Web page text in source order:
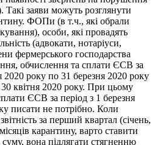
заяви можуть розглянути
ФОПи (в т.ч., які обрали
особи, які провадять
(адвокати, нотаріуси,
фермерського господарства
обчислення та сплати ЄСВ за
2020 року по 31 березня 2020 року
квітня 2020 року. При цьому
ЄСВ за період з 1 березня
писати не потрібно. Коли
за перший квартал (січень,
карантину, варто ставити
вона підлягати стягненню